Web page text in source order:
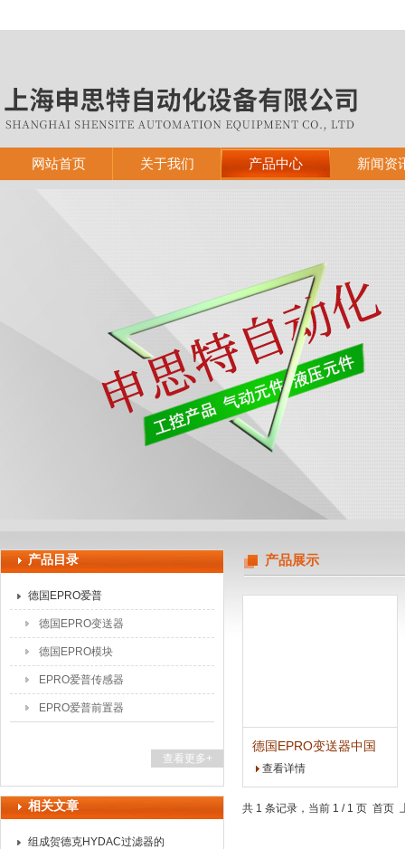
上海申思特自动化设备有限公司
网站首页 关于我们 产品中心 新闻资
产品目录
德国EPRO爱普
德国EPRO变送器
德国EPRO模块
EPRO爱普传感器
EPRO爱普前置器
查看更多+
相关文章
组成贺德克HYDAC过滤器的
产品展示
德国EPRO变送器中国
办事处
查看详情
共 1 条记录，当前 1 / 1 页 首页